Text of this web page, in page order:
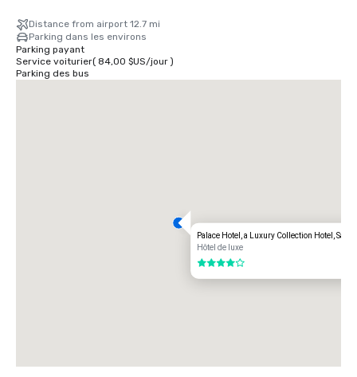
vous suffit de monter à bord de n'importe quel train à destination de
San Francisco à la gare BART située dans le terminal international.
Descendez du train à la gare de Montgomery Street. Le Palace Hotel
est situé à l'angle de Market Street et de New Montgomery Street,
juste en face de la gare. Le coût total est de 8,65$. Le temps de trajet
est d'environ 45 minutes.
Distance from airport 12.7 mi
Parking dans les environs
Parking payant
Service voiturier( 84,00 $US/jour)
Parking des bus
Palace Hotel, a Luxury Collection Hotel, San
Hôtel de luxe
4 sur 5